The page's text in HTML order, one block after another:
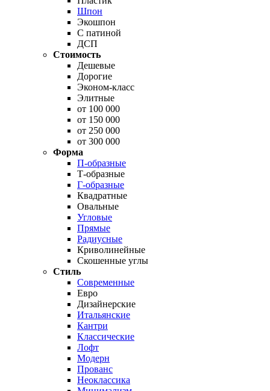
Шпон
Экошпон
С патиной
ДСП
Стоимость
Дешевые
Дорогие
Эконом-класс
Элитные
от 100 000
от 150 000
от 250 000
от 300 000
Форма
П-образные
Т-образные
Г-образные
Квадратные
Овальные
Угловые
Прямые
Радиусные
Криволинейные
Скошенные углы
Стиль
Современные
Евро
Дизайнерские
Итальянские
Кантри
Классические
Лофт
Модерн
Прованс
Неоклассика